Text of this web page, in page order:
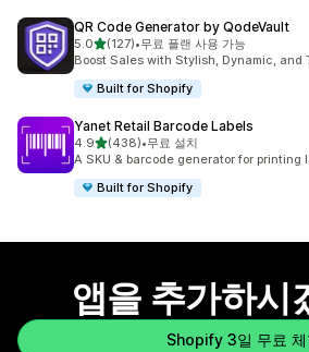
QR Code Generator by QodeVault
5.0별 5개 중
(127)
총 리뷰 127개
•무료 플랜 사용 가능
Boost Sales with Stylish, Dynamic, and
Built for Shopify
Yanet Retail Barcode Labels
4.9별 5개 중
(438)
총 리뷰 438개
•무료 설치
A SKU & barcode generator for printing
Built for Shopify
앱을 추가하시
Shopify 3일 무료 체